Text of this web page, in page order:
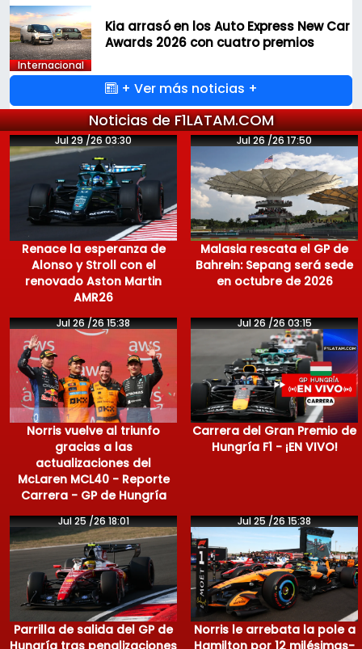
Internacional
Kia arrasó en los Auto Express New Car
Awards 2026 con cuatro premios
+ Ver más noticias +
Noticias de F1LATAM.COM
Jul 29 /26 03:30
Renace la esperanza de
Alonso y Stroll con el
renovado Aston Martin
AMR26
Jul 26 /26 17:50
Malasia rescata el GP de
Bahrein: Sepang será sede
en octubre de 2026
Jul 26 /26 15:38
Norris vuelve al triunfo
gracias a las
actualizaciones del
McLaren MCL40 - Reporte
Carrera - GP de Hungría
Jul 26 /26 03:15
Carrera del Gran Premio de
Hungría F1 - ¡EN VIVO!
Jul 25 /26 18:01
Parrilla de salida del GP de
Hungría tras penalizaciones
Jul 25 /26 15:38
Norris le arrebata la pole a
Hamilton por 12 milésimas-